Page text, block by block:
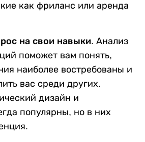
как фриланс или аренда
на свои навыки. Анализ
поможет вам понять,
наиболее востребованы и
вас среди других.
дизайн и
популярны, но в них